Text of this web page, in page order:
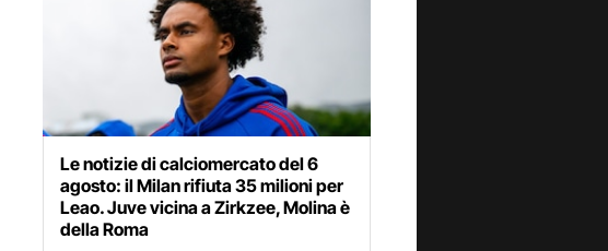
Le notizie di calciomercato del 6
agosto: il Milan rifiuta 35 milioni per
Leao. Juve vicina a Zirkzee, Molina è
della Roma